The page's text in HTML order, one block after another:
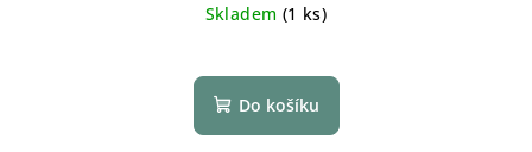
Skladem (1 ks)
Do košíku